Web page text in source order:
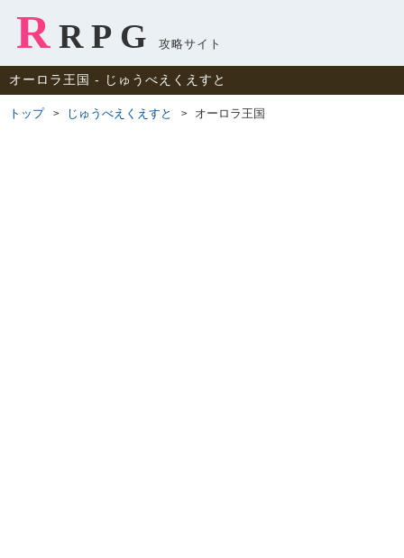
R RPG 攻略サイト
オーロラ王国 ‐ じゅうべえくえすと
トップ じゅうべえくえすと オーロラ王国